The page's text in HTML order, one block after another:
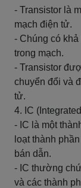
- Transistor là
mạch điện tử.
- Chúng có
trong mạch.
- Transistor
chuyển đổi và
tử.
4. IC
- IC là một
loạt thành
bán dẫn.
- IC thường
và các thành